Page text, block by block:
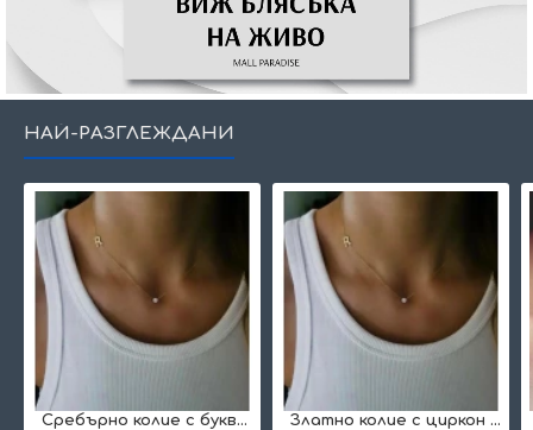
НАЙ-РАЗГЛЕЖДАНИ
Сребърнo колие с буква и едно камъче
Златно колие с циркон и буква по избор